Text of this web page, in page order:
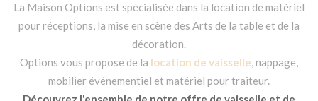
La Maison Options est spécialisée dans la location de matériel
pour réceptions, la mise en scène des Arts de la table et de la
décoration.
Options vous propose de la location de vaisselle, nappage,
mobilier événementiel et matériel pour traiteur.